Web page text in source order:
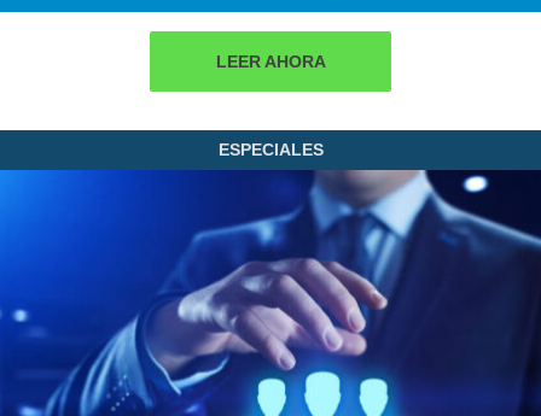
LEER AHORA
ESPECIALES